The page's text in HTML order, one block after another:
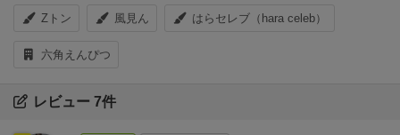
Zトン 風見ん はらセレブ（hara celeb）
六角えんぴつ
レビュー 7件